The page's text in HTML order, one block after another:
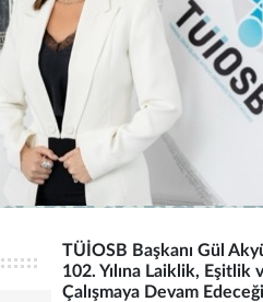
TÜİOSB Başkanı Gül
102. Yılına Laiklik, Eşitlik
Çalışmaya Devam